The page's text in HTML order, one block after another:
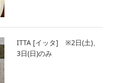
ITTA [イッタ] ※2日(土)、
3日(日)のみ